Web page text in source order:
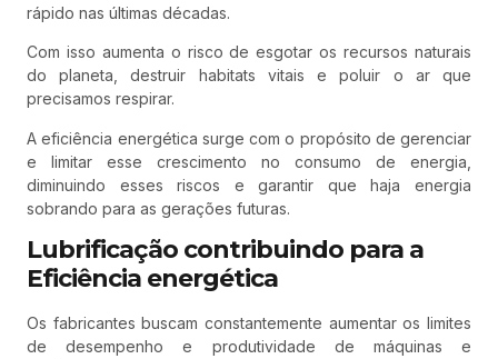
rápido nas últimas décadas.
Com isso aumenta o risco de esgotar os recursos naturais
do planeta, destruir habitats vitais e poluir o ar que
precisamos respirar.
A eficiência energética surge com o propósito de gerenciar
e limitar esse crescimento no consumo de energia,
diminuindo esses riscos e garantir que haja energia
sobrando para as gerações futuras.
Lubrificação contribuindo para a
Eficiência energética
Os fabricantes buscam constantemente aumentar os limites
de desempenho e produtividade de máquinas e